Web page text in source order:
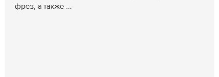
фрез, а также ...